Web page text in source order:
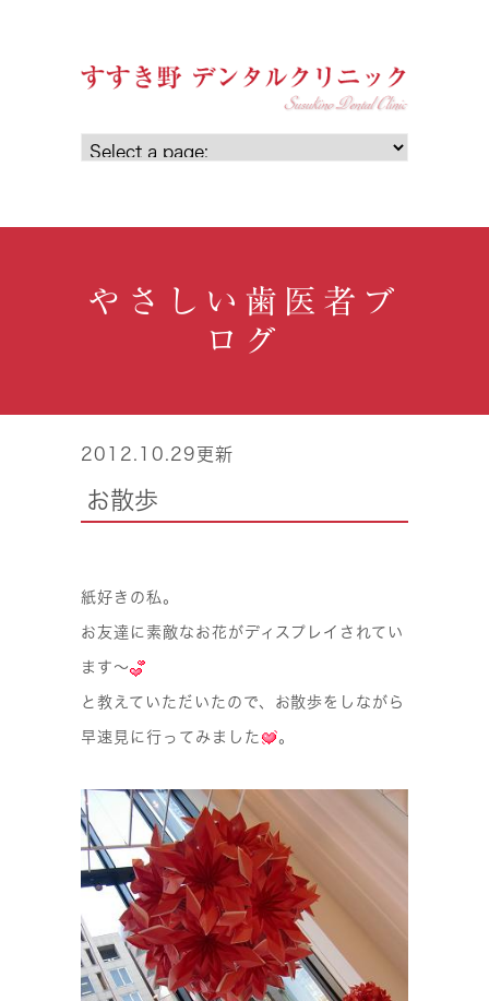
やさしい歯医者ブ
ログ
2012.10.29更新
お散歩
紙好きの私。
お友達に素敵なお花がディスプレイされてい
ます〜
と教えていただいたので、お散歩をしながら
早速見に行ってみました 。